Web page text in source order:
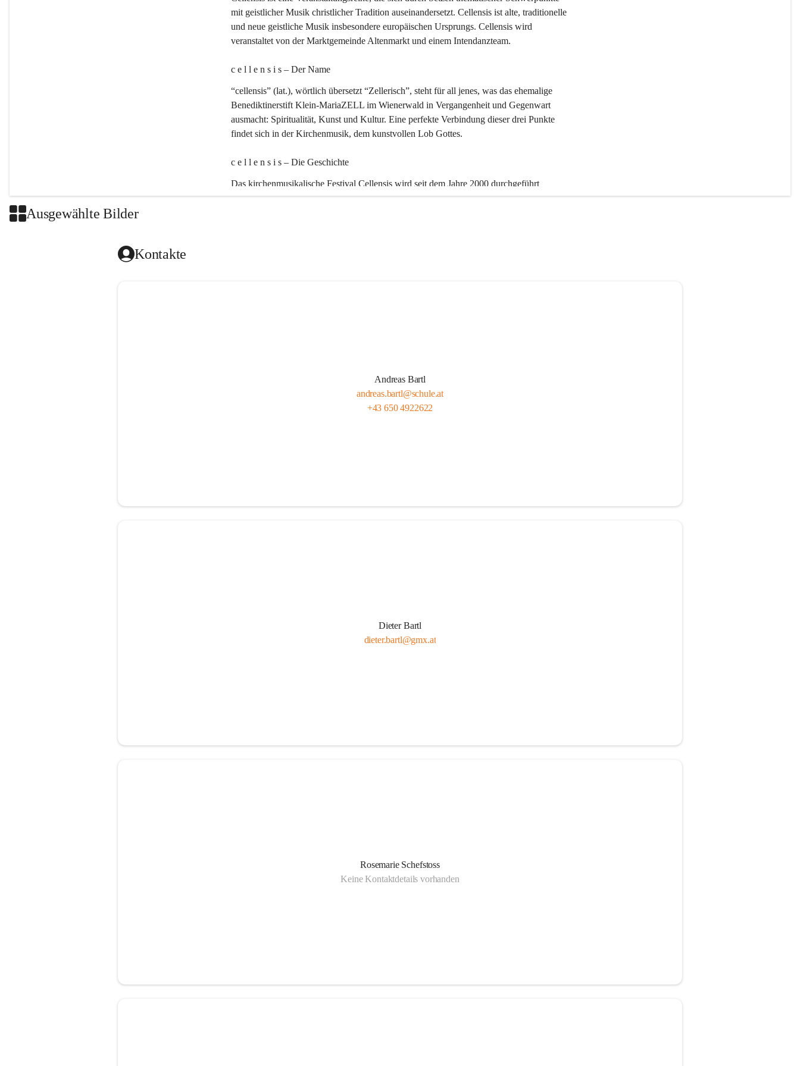
mit geistlicher Musik christlicher Tradition auseinandersetzt. Cellensis ist alte, traditionelle
und neue geistliche Musik insbesondere europäischen Ursprungs. Cellensis wird
veranstaltet von der Marktgemeinde Altenmarkt und einem Intendanzteam.
c e l l e n s i s – Der Name
“cellensis” (lat.), wörtlich übersetzt “Zellerisch”, steht für all jenes, was das ehemalige
Benediktinerstift Klein-MariaZELL im Wienerwald in Vergangenheit und Gegenwart
ausmacht: Spiritualität, Kunst und Kultur. Eine perfekte Verbindung dieser drei Punkte
findet sich in der Kirchenmusik, dem kunstvollen Lob Gottes.
c e l l e n s i s – Die Geschichte
Das kirchenmusikalische Festival Cellensis wird seit dem Jahre 2000 durchgeführt
Ausgewählte Bilder
Kontakte
Andreas Bartl
andreas.bartl@schule.at
+43 650 4922622
Dieter Bartl
dieter.bartl@gmx.at
Rosemarie Schefstoss
Keine Kontaktdetails vorhanden